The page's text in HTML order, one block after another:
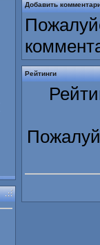
Добавить
Рейтинги